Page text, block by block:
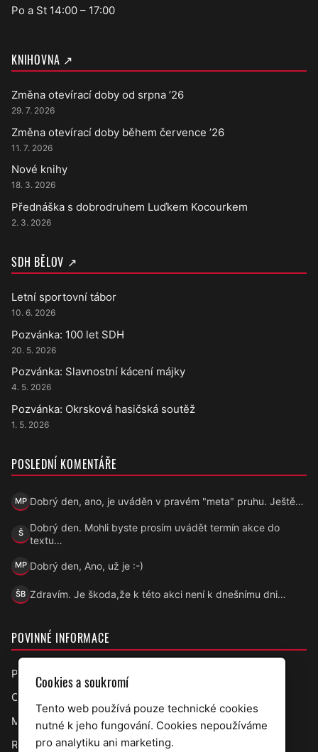
Po a St 14:00 – 17:00
KNIHOVNA ↗
Změna otevírací doby od srpna ’26
29. 7. 2026
Změna otevírací doby během července ’26
11. 7. 2026
Nové knihy
18. 3. 2026
Přednáška s dobrodruhem Luďkem Kocourkem
2. 3. 2026
SDH BĚLOV ↗
Letní sportovní tábor
10. 6. 2026
Pozvánka: 100 let SDH
20. 5. 2026
Pozvánka: Slavnostní kácení májky
4. 5. 2026
Pozvánka: Okrsková hasičská soutěž
1. 5. 2026
POSLEDNÍ KOMENTÁŘE
MP
Marek Přecechtěl
Dobrý den, ano, je uváděn v pravém "meta" pruhu. Ještě…
ŠŠárka
Dobrý den. Mohli byste prosím uvádět termín akce do
textu…
MPMarek Přecechtěl
Dobrý den, Ano, už je :-)
ŠBŠárka B.
Zdravím. Je škoda,že k této akci není k dnešnímu dni…
POVINNÉ INFORMACE
Prohlášení o přístupnosti
Ochrana osobních údajů
Mapa webu
RSS úřední deska
Cookies a soukromí
Tento web používá pouze technické cookies
nutné k jeho fungování. Cookies nepoužíváme
pro analytiku ani marketing.